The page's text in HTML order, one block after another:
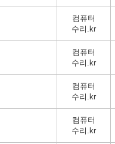
컴퓨터
수리.kr
컴퓨터
수리.kr
컴퓨터
수리.kr
컴퓨터
수리.kr